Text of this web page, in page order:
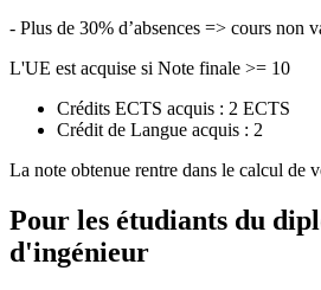
- Plus de 30% d’absences => cours non
L'UE est acquise si Note finale >= 10
Crédits ECTS acquis : 2 ECTS
Crédit de Langue acquis : 2
La note obtenue rentre dans le calcul de
Pour les étudiants du
d'ingénieur